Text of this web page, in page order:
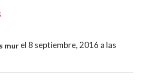
mur el 8 septiembre, 2016 a las